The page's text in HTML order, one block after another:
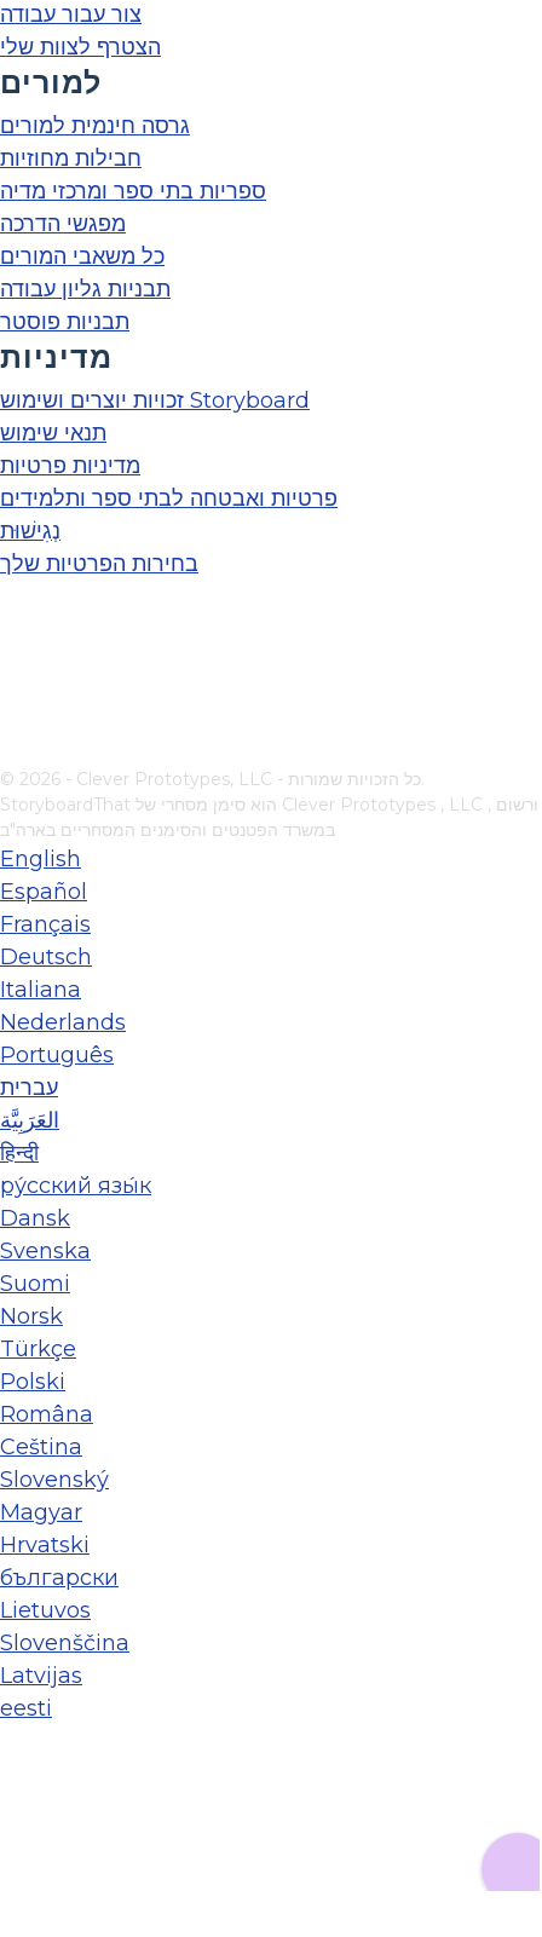
צור עבור עבודה
הצטרף לצוות שלי
למורים
גרסה חינמית למורים
חבילות מחוזיות
ספריות בתי ספר ומרכזי מדיה
מפגשי הדרכה
כל משאבי המורים
תבניות גליון עבודה
תבניות פוסטר
מדיניות
זכויות יוצרים ושימוש Storyboard
תנאי שימוש
מדיניות פרטיות
פרטיות ואבטחה לבתי ספר ותלמידים
נְגִישׁוּת
בחירות הפרטיות שלך
© 2026 - Clever Prototypes, LLC - כל הזכויות שמורות.
Clever Prototypes , LLC , ורשום
במשרד הפטנטים והסימנים המסחריים בארה"ב
English
Español
Français
Deutsch
Italiana
Nederlands
Português
עברית
العَرَبِيَّة
हिन्दी
ру́сский язы́к
Dansk
Svenska
Suomi
Norsk
Türkçe
Polski
Româna
Ceština
Slovenský
Magyar
Hrvatski
български
Lietuvos
Slovenščina
Latvijas
eesti